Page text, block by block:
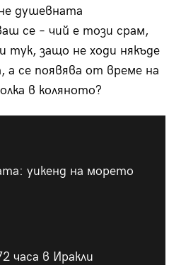
душевната
се – чий е този срам,
тук, защо не ходи някъде
се появява от време на
в коляното?
уикенд на морето
часа в Иракли